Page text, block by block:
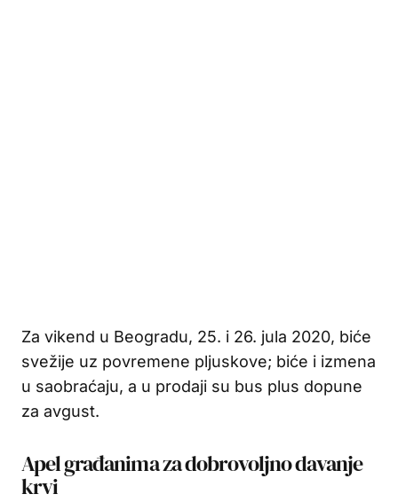
Za vikend u Beogradu, 25. i 26. jula 2020, biće
svežije uz povremene pljuskove; biće i izmena
u saobraćaju, a u prodaji su bus plus dopune
za avgust.
Apel građanima za dobrovoljno davanje
krvi